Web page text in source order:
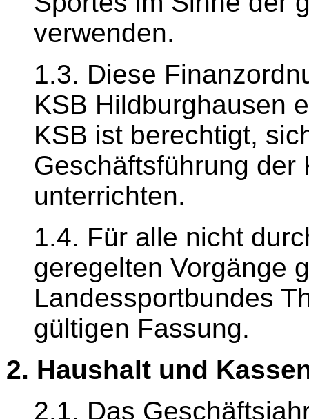
verwenden.
1.3. Diese
KSB Hildburghausen
KSB ist berechtigt,
Geschäftsführung der
unterrichten.
1.4. Für alle nicht
geregelten Vorgänge
Landessportbundes
gültigen Fassung.
2. Haushalt und
2.1. Das